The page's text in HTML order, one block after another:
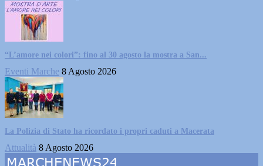
“L’amore nei colori”: fino al 30 agosto la mostra a San...
Eventi Marche 8 Agosto 2026
La Polizia di Stato ha ricordato i propri caduti a Macerata
Attualità 8 Agosto 2026